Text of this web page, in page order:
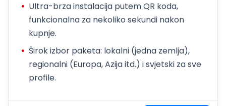
Ultra-brza instalacija putem QR koda,
funkcionalna za nekoliko sekundi nakon
kupnje.
Širok izbor paketa: lokalni (jedna zemlja),
regionalni (Europa, Azija itd.) i svjetski za sve
profile.